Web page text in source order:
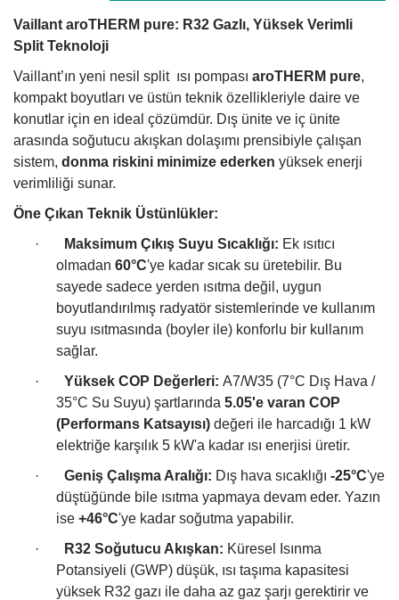
Vaillant aroTHERM pure: R32 Gazlı, Yüksek Verimli
Split Teknoloji
Vaillant’ın yeni nesil split ısı pompası aroTHERM pure,
kompakt boyutları ve üstün teknik özellikleriyle daire ve
konutlar için en ideal çözümdür. Dış ünite ve iç ünite
arasında soğutucu akışkan dolaşımı prensibiyle çalışan
sistem, donma riskini minimize ederken yüksek enerji
verimliliği sunar.
Öne Çıkan Teknik Üstünlükler:
·
Maksimum Çıkış Suyu Sıcaklığı: Ek ısıtıcı
olmadan 60°C'ye kadar sıcak su üretebilir. Bu
sayede sadece yerden ısıtma değil, uygun
boyutlandırılmış radyatör sistemlerinde ve kullanım
suyu ısıtmasında (boyler ile) konforlu bir kullanım
sağlar.
·
Yüksek COP Değerleri: A7/W35 (7°C Dış Hava /
35°C Su Suyu) şartlarında 5.05'e varan COP
(Performans Katsayısı) değeri ile harcadığı 1 kW
elektriğe karşılık 5 kW'a kadar ısı enerjisi üretir.
·
Geniş Çalışma Aralığı: Dış hava sıcaklığı -25°C'ye
düştüğünde bile ısıtma yapmaya devam eder. Yazın
ise +46°C'ye kadar soğutma yapabilir.
·
R32 Soğutucu Akışkan: Küresel Isınma
Potansiyeli (GWP) düşük, ısı taşıma kapasitesi
yüksek R32 gazı ile daha az gaz şarjı gerektirir ve